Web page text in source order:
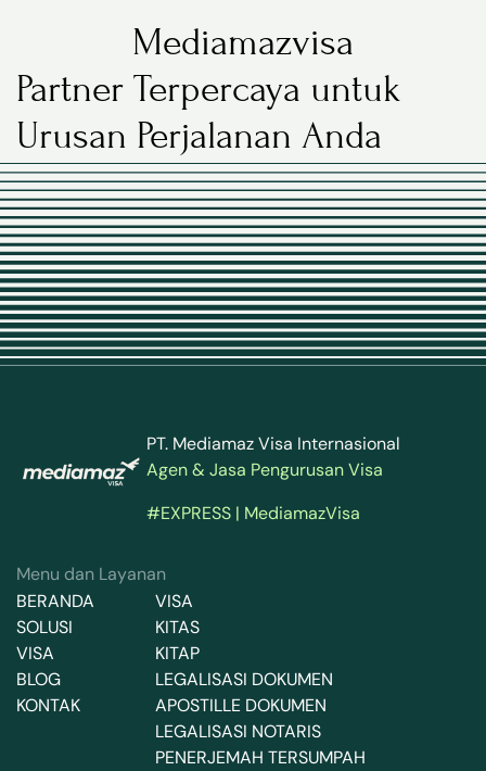
Mediamazvisa
Partner Terpercaya untuk
Urusan Perjalanan Anda
PT. Mediamaz Visa Internasional
Agen & Jasa Pengurusan Visa
#EXPRESS | MediamazVisa
Menu dan Layanan
BERANDA
SOLUSI
VISA
BLOG
KONTAK
VISA
KITAS
KITAP
LEGALISASI DOKUMEN
APOSTILLE DOKUMEN
LEGALISASI NOTARIS
PENERJEMAH TERSUMPAH